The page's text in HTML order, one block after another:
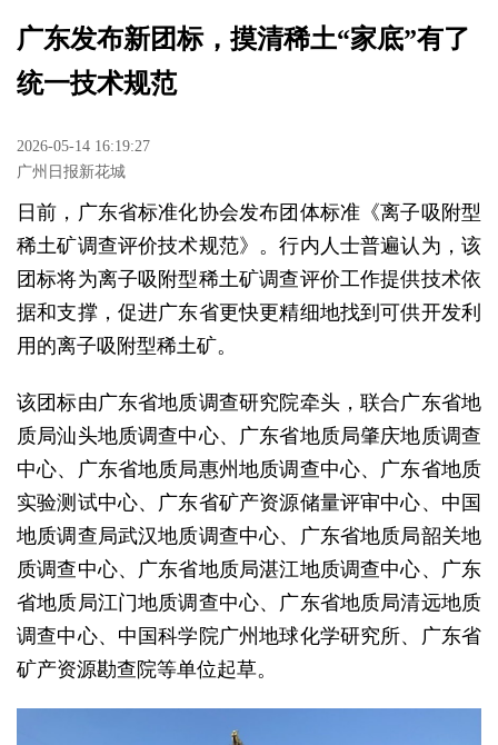
广东发布新团标，摸清稀土“家底”有了
统一技术规范
2026-05-14 16:19:27
广州日报新花城
日前，广东省标准化协会发布团体标准《离子吸附型
稀土矿调查评价技术规范》。行内人士普遍认为，该
团标将为离子吸附型稀土矿调查评价工作提供技术依
据和支撑，促进广东省更快更精细地找到可供开发利
用的离子吸附型稀土矿。
该团标由广东省地质调查研究院牵头，联合广东省地
质局汕头地质调查中心、广东省地质局肇庆地质调查
中心、广东省地质局惠州地质调查中心、广东省地质
实验测试中心、广东省矿产资源储量评审中心、中国
地质调查局武汉地质调查中心、广东省地质局韶关地
质调查中心、广东省地质局湛江地质调查中心、广东
省地质局江门地质调查中心、广东省地质局清远地质
调查中心、中国科学院广州地球化学研究所、广东省
矿产资源勘查院等单位起草。